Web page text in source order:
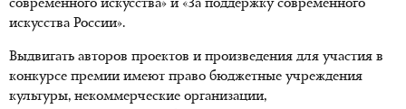
современного искусства» и «За поддержку современного
искусства России».
Выдвигать авторов проектов и произведения для участия в
конкурсе премии имеют право бюджетные учреждения
культуры, некоммерческие организации,